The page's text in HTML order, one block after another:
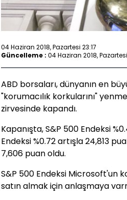
04 Haziran 2018, Pazartesi 23:17
Güncelleme : 04 Haziran 2018,
ABD borsaları, dünyanın en
"korumacılık korkularını"
zirvesinde kapandı.
Kapanışta, S&P 500 Endeksi
Endeksi %0.72 artışla 24,813
7,606 puan oldu.
S&P 500 Endeksi Microsoft'un
satın almak için anlaşmaya